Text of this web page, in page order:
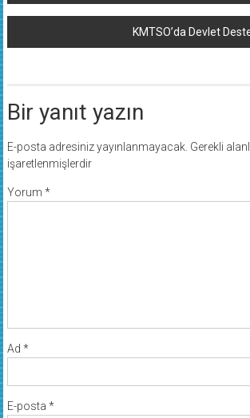
dolaşımı
KMTSO’da Devlet
Bir yanıt yazın
E-posta adresiniz yayınlanmayacak. Gerekli
işaretlenmişlerdir
Yorum *
Ad *
E-posta *